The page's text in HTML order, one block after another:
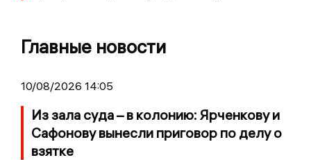
Главные новости
10/08/2026 14:05
Из зала суда – в колонию: Ярченкову и
Сафонову вынесли приговор по делу о
взятке